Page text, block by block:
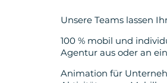
Unsere Teams lassen
100 % mobil und
Agentur aus oder an
Animation für